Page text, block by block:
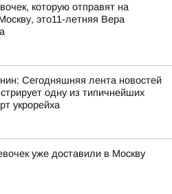
которую отправят на
это11-летняя Вера
Сегодняшняя лента новостей
одну из типичнейших
укрорейха
уже доставили в Москву